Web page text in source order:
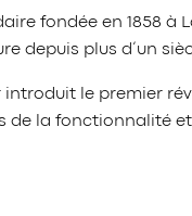
fondée en 1858
depuis plus d’un
le premier
de la fonctionnalité